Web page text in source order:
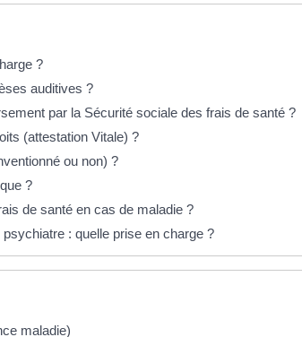
?
auditives ?
par la Sécurité sociale des frais de santé ?
(attestation Vitale) ?
ou non) ?
?
de santé en cas de maladie ?
: quelle prise en charge ?
maladie)